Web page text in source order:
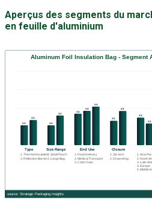
Aperçus des segments du
en feuille d'aluminium